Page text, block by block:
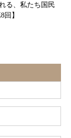
る、私たち国民
回】